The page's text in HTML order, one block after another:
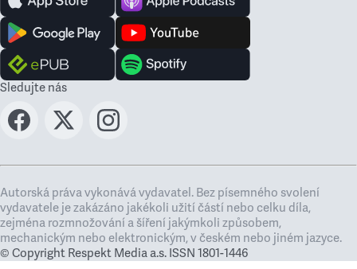
Sledujte nás
Autorská práva vykonává vydavatel. Bez písemného svolení
vydavatele je zakázáno jakékoli užití částí nebo celku díla,
zejména rozmnožování a šíření jakýmkoli způsobem,
mechanickým nebo elektronickým, v českém nebo jiném jazyce.
© Copyright Respekt Media a.s. ISSN 1801-1446